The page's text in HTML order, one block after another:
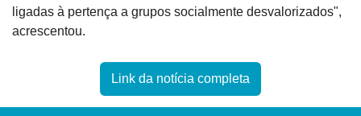
ligadas à pertença a grupos socialmente desvalorizados",
acrescentou.
Link da notícia completa